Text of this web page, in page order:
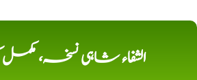
الشفاء شاہی نسخہ،